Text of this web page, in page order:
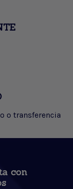
o transferencia
con